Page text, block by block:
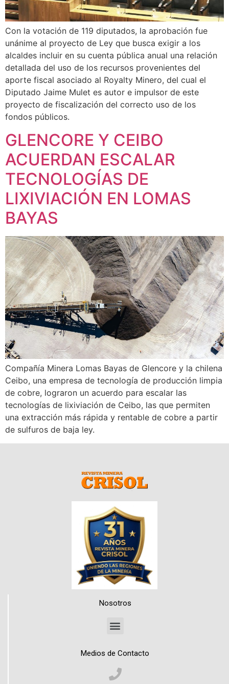
Con la votación de 119 diputados, la aprobación fue
unánime al proyecto de Ley que busca exigir a los
alcaldes incluir en su cuenta pública anual una relación
detallada del uso de los recursos provenientes del
aporte fiscal asociado al Royalty Minero, del cual el
Diputado Jaime Mulet es autor e impulsor de este
proyecto de fiscalización del correcto uso de los
fondos públicos.
GLENCORE Y CEIBO
ACUERDAN ESCALAR
TECNOLOGÍAS DE
LIXIVIACIÓN EN LOMAS
BAYAS
Compañía Minera Lomas Bayas de Glencore y la chilena
Ceibo, una empresa de tecnología de producción limpia
de cobre, lograron un acuerdo para escalar las
tecnologías de lixiviación de Ceibo, las que permiten
una extracción más rápida y rentable de cobre a partir
de sulfuros de baja ley.
Nosotros
Medios de Contacto